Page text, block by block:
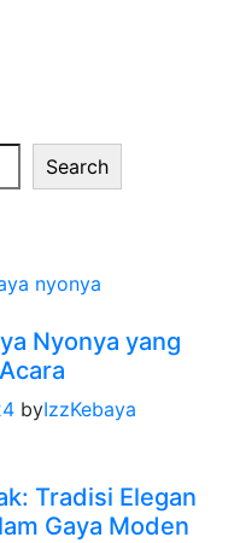
Search
Nyonya yang
byIzzKebaya
Tradisi Elegan
Gaya Moden